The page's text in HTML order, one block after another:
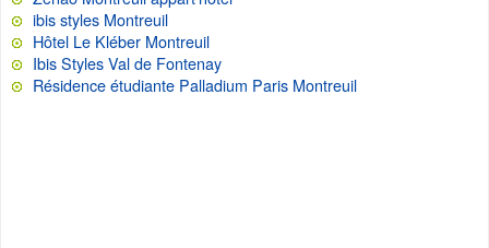
ibis styles Montreuil
Hôtel Le Kléber Montreuil
Ibis Styles Val de Fontenay
Résidence étudiante Palladium Paris Montreuil